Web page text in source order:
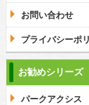
お問い合わせ
プライバシーポ
お勧めシリーズ
パークアクシス